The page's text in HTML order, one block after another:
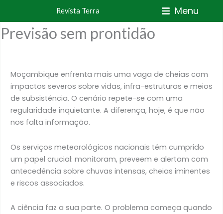
content
Revista Terra Menu
Previsão sem prontidão
Moçambique enfrenta mais uma vaga de cheias com
impactos severos sobre vidas, infra-estruturas e meios
de subsistência. O cenário repete-se com uma
regularidade inquietante. A diferença, hoje, é que não
nos falta informação.
Os serviços meteorológicos nacionais têm cumprido
um papel crucial: monitoram, preveem e alertam com
antecedência sobre chuvas intensas, cheias iminentes
e riscos associados.
A ciência faz a sua parte. O problema começa quando